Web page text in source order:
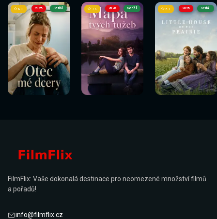
2026
8.3 Seriál 2026
7.8 Seriál 2026
6.1 Seriál
FilmFlix: Vaše dokonalá destinace pro neomezené množství filmů
a pořadů!
info@filmflix.cz